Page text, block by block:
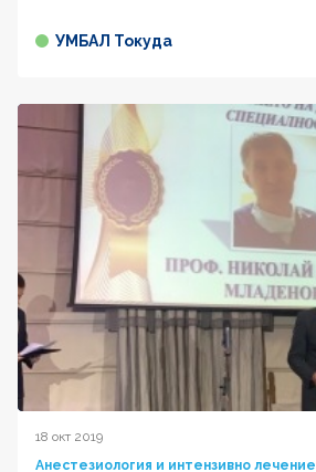
УМБАЛ Токуда
18 окт 2019
Анестезиология и интензивно лечение